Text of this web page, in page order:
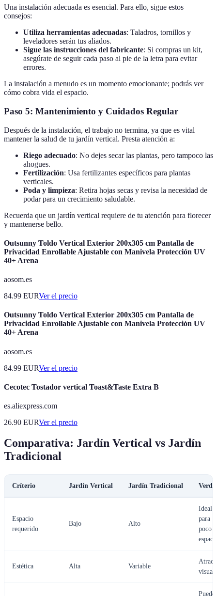
Una instalación adecuada es esencial. Para ello, sigue estos
consejos:
Utiliza herramientas adecuadas: Taladros, tornillos y
leveladores serán tus aliados.
Sigue las instrucciones del fabricante: Si compras un kit,
asegúrate de seguir cada paso al pie de la letra para evitar
errores.
La instalación a menudo es un momento emocionante; podrás ver
cómo cobra vida el espacio.
Paso 5: Mantenimiento y Cuidados Regular
Después de la instalación, el trabajo no termina, ya que es vital
mantener la salud de tu jardín vertical. Presta atención a:
Riego adecuado: No dejes secar las plantas, pero tampoco las
ahogues.
Fertilización: Usa fertilizantes específicos para plantas
verticales.
Poda y limpieza: Retira hojas secas y revisa la necesidad de
podar para un crecimiento saludable.
Recuerda que un jardín vertical requiere de tu atención para florecer
y mantenerse bello.
Outsunny Toldo Vertical Exterior 200x305 cm Pantalla de
Privacidad Enrollable Ajustable con Manivela Protección UV
40+ Arena
aosom.es
84.99 EURVer el precio
Outsunny Toldo Vertical Exterior 200x305 cm Pantalla de
Privacidad Enrollable Ajustable con Manivela Protección UV
40+ Arena
aosom.es
84.99 EURVer el precio
Cecotec Tostador vertical Toast&Taste Extra B
es.aliexpress.com
26.90 EURVer el precio
Comparativa: Jardín Vertical vs Jardín
Tradicional
Críterio Jardín Vertical Jardín Tradicional
Espacio
requerido
Bajo Alto
Ideal
para
poco
Estética Alta Variable
visual
Puede